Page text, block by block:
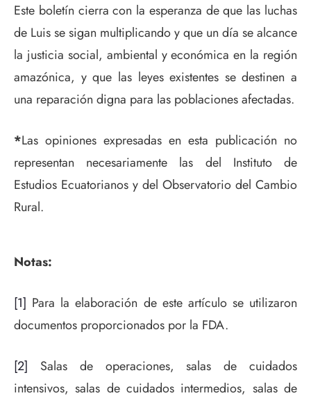
Este boletín cierra con la esperanza de que las luchas
de Luis se sigan multiplicando y que un día se alcance
la justicia social, ambiental y económica en la región
amazónica, y que las leyes existentes se destinen a
una reparación digna para las poblaciones afectadas.
*Las opiniones expresadas en esta publicación no
representan necesariamente las del Instituto de
Estudios Ecuatorianos y del Observatorio del Cambio
Rural.
Notas:
[1] Para la elaboración de este artículo se utilizaron
documentos proporcionados por la FDA.
[2] Salas de operaciones, salas de cuidados
intensivos, salas de cuidados intermedios, salas de